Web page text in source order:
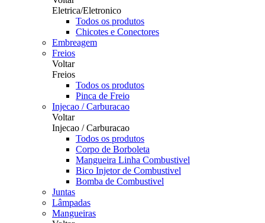
Eletrica/Eletronico
Todos os produtos
Chicotes e Conectores
Embreagem
Freios
Voltar
Freios
Todos os produtos
Pinca de Freio
Injecao / Carburacao
Voltar
Injecao / Carburacao
Todos os produtos
Corpo de Borboleta
Mangueira Linha Combustivel
Bico Injetor de Combustivel
Bomba de Combustivel
Juntas
Lâmpadas
Mangueiras